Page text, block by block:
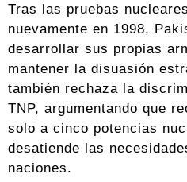
Tras las pruebas
nuevamente en 1998,
desarrollar sus propias
mantener la disuasión
también rechaza la
TNP, argumentando que
solo a cinco potencias
desatiende las
naciones.